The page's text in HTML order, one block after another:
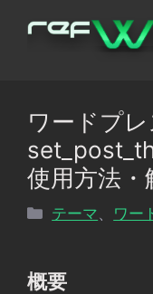
ワードプ
使用方法・
カ
リ
テーマ ワー
概要